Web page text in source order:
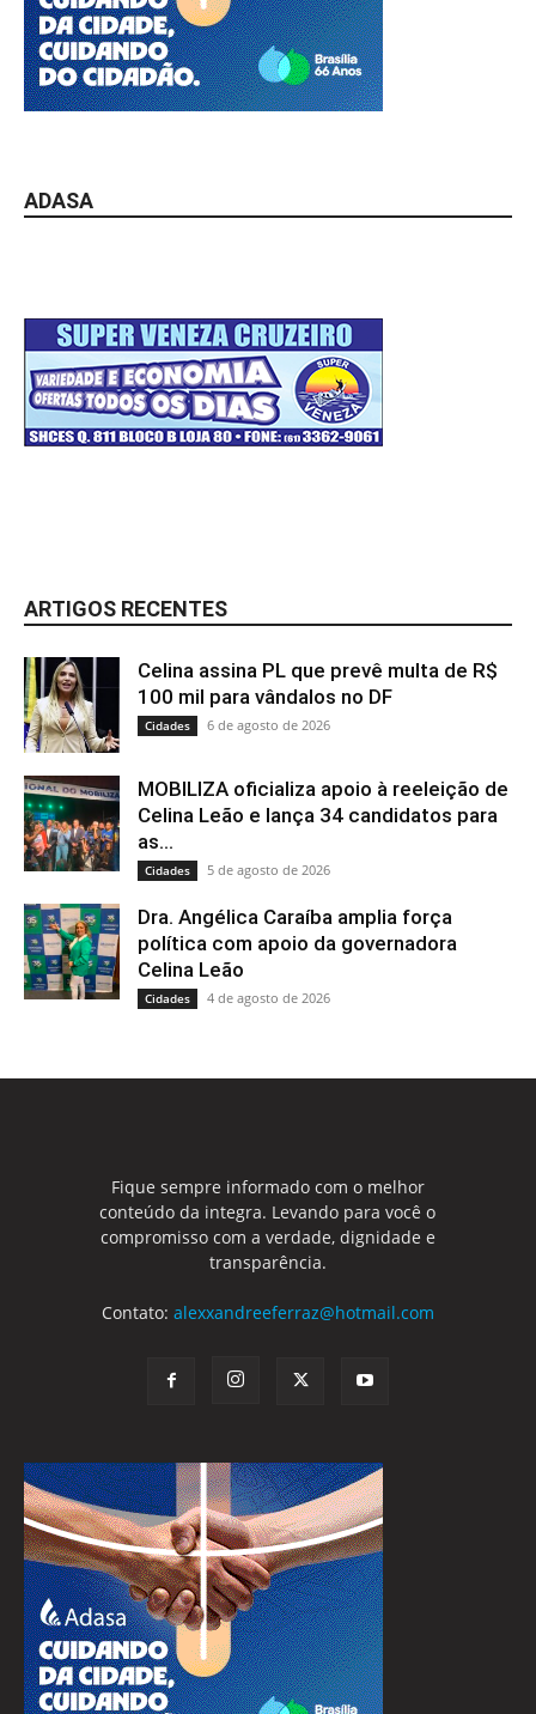
ADASA
ARTIGOS RECENTES
Celina assina PL que prevê multa de R$
100 mil para vândalos no DF
Cidades 6 de agosto de 2026
MOBILIZA oficializa apoio à reeleição de
Celina Leão e lança 34 candidatos para
as...
Cidades 5 de agosto de 2026
Dra. Angélica Caraíba amplia força
política com apoio da governadora
Celina Leão
Cidades 4 de agosto de 2026
Fique sempre informado com o melhor
conteúdo da integra. Levando para você o
compromisso com a verdade, dignidade e
transparência.
Contato: alexxandreeferraz@hotmail.com